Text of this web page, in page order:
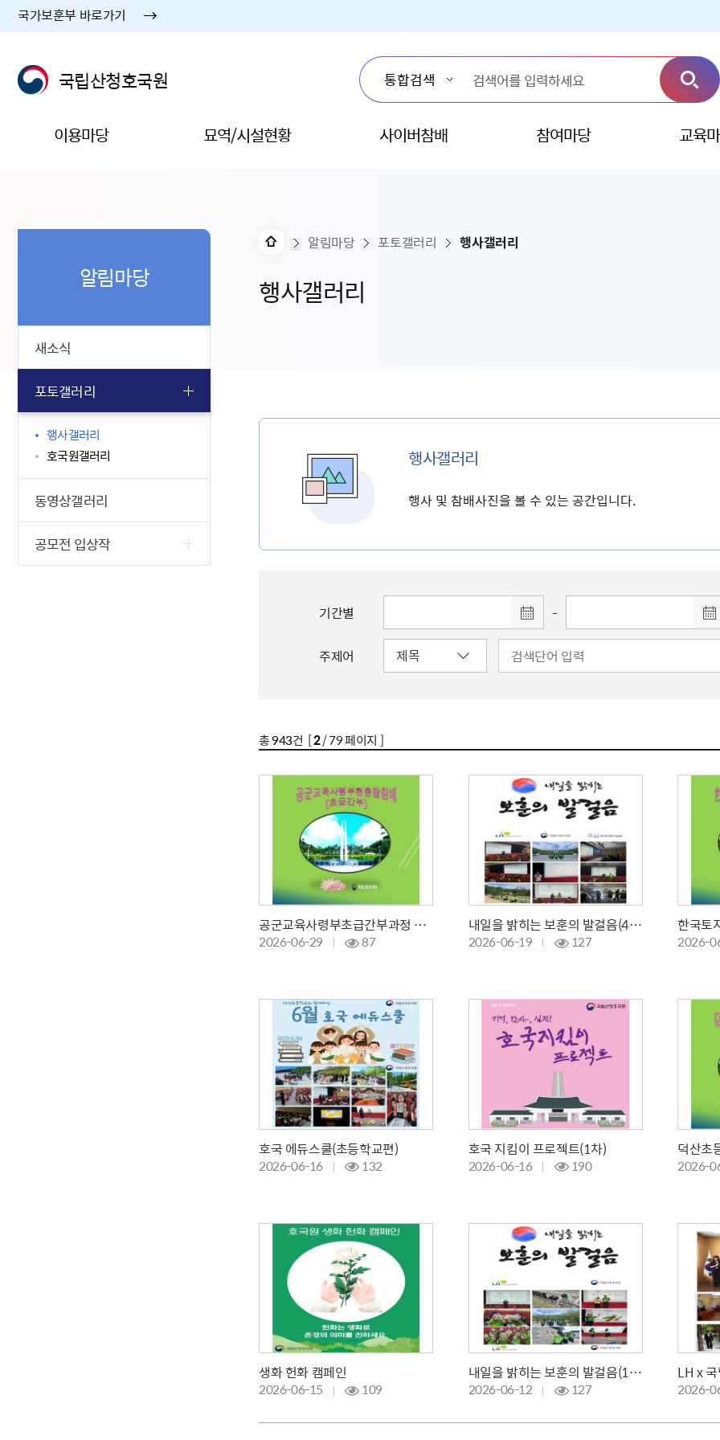
국가보훈부 바로가기
국립산청호국원
이용마당 묘역/시설현황 사이버참배 참여마당 교육
행사갤러리
알림마당 포토갤러리 행사갤러리
알림마당
새소식
포토갤러리
행사갤러리
호국원갤러리
동영상갤러리
공모전 입상작
행사갤러리
행사 및 참배사진을 볼 수 있는 공간입니다.
기간별 -
주제어
총943건 [2/ 79 페이지 ]
공군교육사령부초급간부과정 현충탑참배 /봉사활동
2026-06-29 87
내일을 밝히는 보훈의 발걸음(4차)
2026-06-19 127 2026-
호국 에듀스쿨(초등학교편)
2026-06-16 132
호국 지킴이 프로젝트(1차)
2026-06-16 190
덕산초
2026-
생화 헌화 캠페인
2026-06-15 109
내일을 밝히는 보훈의 발걸음(1,2차)
2026-06-12 127 2026-